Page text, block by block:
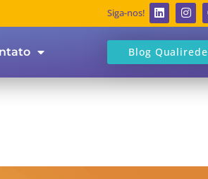
Siga-nos!
Blog Qualirede